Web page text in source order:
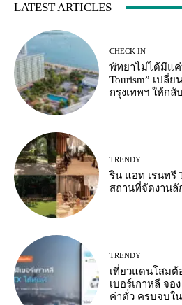
LATEST ARTICLES
CHECK IN
พัทยาไม่ได้มีแค่
Tourism” เปลี่
กรุงเทพฯ ให้กลั
TRENDY
ริน แอท เรนทรี
สถานที่จัดงานลั
TRENDY
เที่ยวแดนโสมต้
เบอร์เกาหลี จ
ค่าตั๋ว ครบจบใ